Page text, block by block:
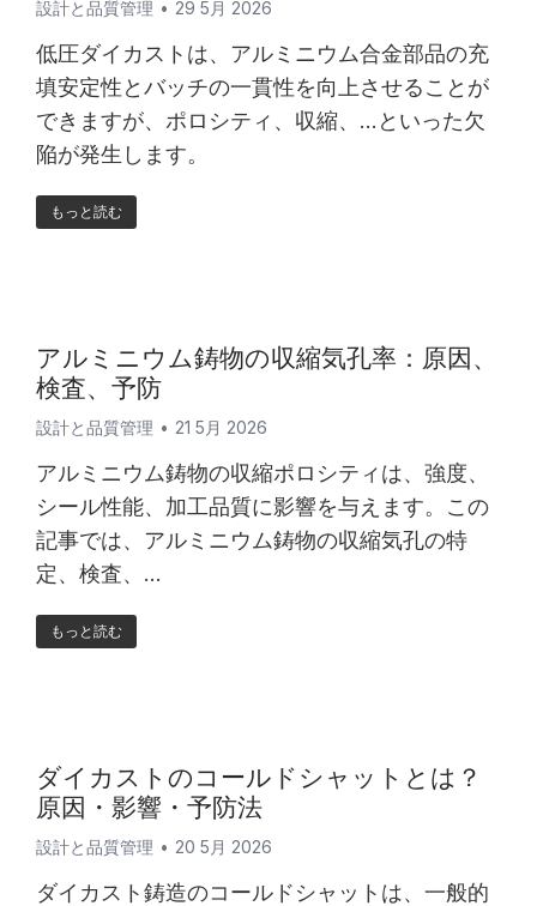
設計と品質管理 29 5月 2026
低圧ダイカストは、アルミニウム合金部品の充
填安定性とバッチの一貫性を向上させることが
できますが、ポロシティ、収縮、...といった欠
陥が発生します。
もっと読む
アルミニウム鋳物の収縮気孔率：原因、
検査、予防
設計と品質管理 21 5月 2026
アルミニウム鋳物の収縮ポロシティは、強度、
シール性能、加工品質に影響を与えます。この
記事では、アルミニウム鋳物の収縮気孔の特
定、検査、...
もっと読む
ダイカストのコールドシャットとは？
原因・影響・予防法
設計と品質管理 20 5月 2026
ダイカスト鋳造のコールドシャットは、一般的